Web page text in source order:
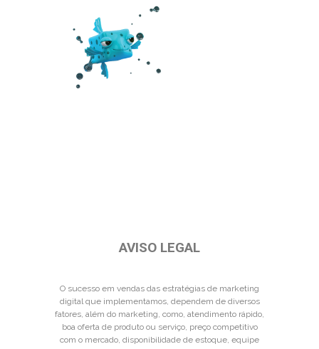
AVISO LEGAL
O sucesso em vendas das estratégias de marketing
digital que implementamos, dependem de diversos
fatores, além do marketing, como, atendimento rápido,
boa oferta de produto ou serviço, preço competitivo
com o mercado, disponibilidade de estoque, equipe